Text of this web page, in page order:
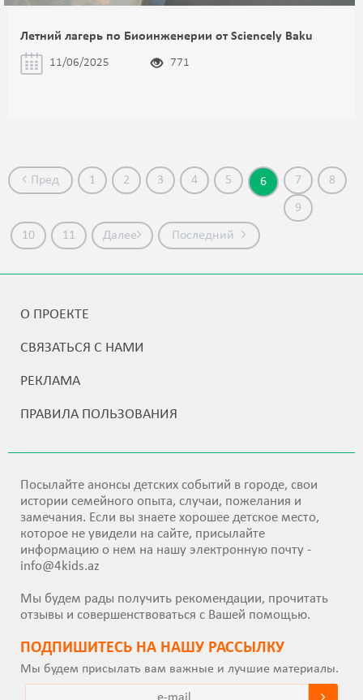
Летний лагерь по Биоинженерии от Sciencely Baku
11/06/2025 771
Пред 1 2 3 4 5 6 7 8
9
10 11 Далее Последний
О ПРОЕКТЕ
СВЯЗАТЬСЯ С НАМИ
РЕКЛАМА
ПРАВИЛА ПОЛЬЗОВАНИЯ
Посылайте анонсы детских событий в городе, свои
истории семейного опыта, случаи, пожелания и
замечания. Если вы знаете хорошее детское место,
которое не увидели на сайте, присылайте
информацию о нем на нашу электронную почту -
info@4kids.az
Мы будем рады получить рекомендации, прочитать
отзывы и совершенствоваться с Вашей помощью.
ПОДПИШИТEСЬ НА НАШУ РАССЫЛКУ
Мы будем присылать вам важные и лучшие материалы.